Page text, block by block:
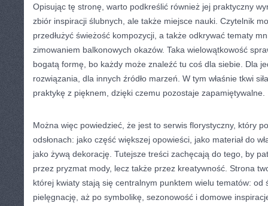
Opisując tę stronę, warto podkreślić również jej praktyczny
zbiór inspiracji ślubnych, ale także miejsce nauki. Czytelnik
przedłużyć świeżość kompozycji, a także odkrywać tematy
zimowaniem balkonowych okazów. Taka wielowątkowość
bogatą formę, bo każdy może znaleźć tu coś dla siebie. Dla
rozwiązania, dla innych źródło marzeń. W tym właśnie tkwi
praktykę z pięknem, dzięki czemu pozostaje zapamiętywalne.
Można więc powiedzieć, że jest to serwis florystyczny, który
odsłonach: jako część większej opowieści, jako materiał do
jako żywą dekorację. Tutejsze treści zachęcają do tego, by
przez pryzmat mody, lecz także przez kreatywność. Strona
której kwiaty stają się centralnym punktem wielu tematów: od
pielęgnację, aż po symbolikę, sezonowość i domowe